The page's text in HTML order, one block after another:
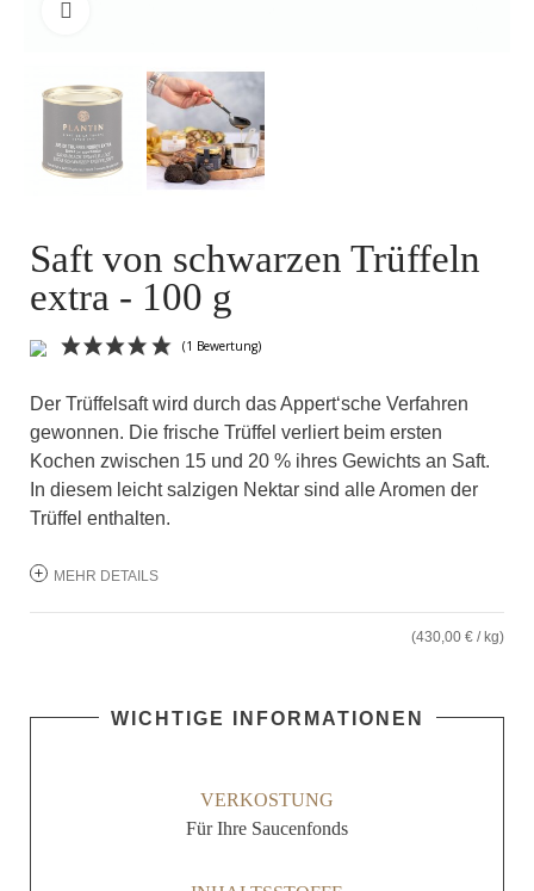
Saft von schwarzen Trüffeln
extra - 100 g
Der Trüffelsaft wird durch das Appert‘sche Verfahren
gewonnen. Die frische Trüffel verliert beim ersten
Kochen zwischen 15 und 20 % ihres Gewichts an Saft.
In diesem leicht salzigen Nektar sind alle Aromen der
Trüffel enthalten.
MEHR DETAILS
(430,00 € / kg)
WICHTIGE INFORMATIONEN
VERKOSTUNG
Für Ihre Saucenfonds